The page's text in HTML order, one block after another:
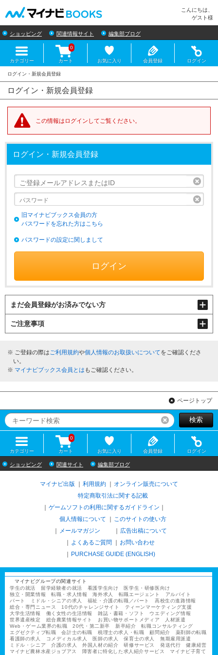
こんにちは、
ゲスト様
ショッピング 関連情報サイト 編集部ブログ
カテゴリー カート
0
お気に入り 会員登録 ログイン
ログイン・新規会員登録
この情報はログインしてご覧ください。
ログイン・新規会員登録
旧マイナビブックス会員の方
パスワードを忘れた方はこちら
パスワードの設定に関しまして
ログイン
まだ会員登録がお済みでない方
ご注意事項
ご登録の際はご利用規約や個人情報のお取扱いについてをご確認くださ
い。
マイナビブックス会員とは もご確認ください。
ページトップ
リセット検索
カテゴリー カート
0
お気に入り 会員登録 ログイン
ショッピング 関連サイト 編集部ブログ
マイナビ出版 利用規約
オンライン販売について
特定商取引法に関する記載
ゲームソフトの利用に関するガイドライン
個人情報について
このサイトの使い方
メールマガジン
広告出稿について
よくあるご質問
お問い合わせ
PURCHASE GUIDE (ENGLISH)
マイナビグループの関連サイト
学生の就活
留学経験者の就活 看護学生向け
医学生・研修医向け
独立・開業情報
転職・求人情報 海外求人 転職エージェント
アルバイト
パート
ミドル・シニアの求人 福祉・介護の転職／パート
高校生の進路情報
総合・専門ニュース
10代のチャレンジサイト
ティーンマーケティング支援
大学生活情報
働く女性の生活情報 雑誌・書籍・ソフト
ウエディング情報
世界遺産検定
総合農業情報サイト お買い物サポートメディア
人材派遣
Web・ゲーム業界の転職
20代・第二新卒 新卒紹介
転職コンサルティング
エグゼクティブ転職
会計士の転職 税理士の求人・転職 顧問紹介
薬剤師の転職
看護師の求人
コメディカル求人 医師の求人 保育士の求人
無期雇用派遣
ミドル・シニア
介護の求人 外国人材の紹介 研修サービス 発送代行
健康経営
マイナビ農林水産ジョブアス
障害者に特化した求人紹介サービス マイナビ子育て